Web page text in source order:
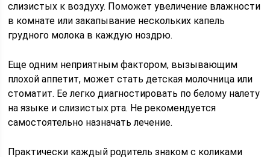
слизистых к воздуху. Поможет увеличение влажности
в комнате или закапывание нескольких капель
грудного молока в каждую ноздрю.
Еще одним неприятным фактором, вызывающим
плохой аппетит, может стать детская молочница или
стоматит. Ее легко диагностировать по белому налету
на языке и слизистых рта. Не рекомендуется
самостоятельно назначать лечение.
Практически каждый родитель знаком с коликами